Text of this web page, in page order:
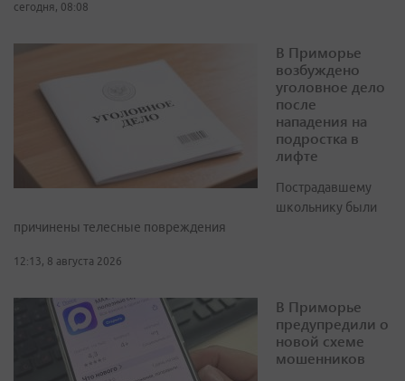
сегодня, 08:08
В Приморье
возбуждено
уголовное дело
после
нападения на
подростка в
лифте
Пострадавшему
школьнику были
причинены телесные повреждения
12:13, 8 августа 2026
В Приморье
предупредили о
новой схеме
мошенников